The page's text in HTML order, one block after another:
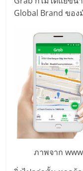
ลงทุน
น้อย
คืน
ทุน
ไว,
Global Brand ของ
ภาพจาก